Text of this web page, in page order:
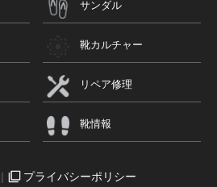
サンダル
靴カルチャー
リペア修理
靴情報
プライバシーポリシー